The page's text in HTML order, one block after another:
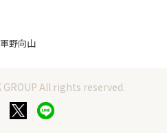
野向山
All rights reserved.